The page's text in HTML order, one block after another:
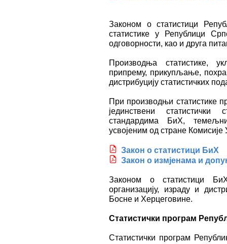
Законом о статистици
статистике у Републици
одговорности, као и друга
Производња статистике,
припрему, прикупљање,
дистрибуцију статистичких
При производњи статистике
јединствени
стандардима БиХ,
усвојеним од стране Комисије
Закон о статистици БиХ
Закон о измјенама и
Законом о статистици
организацију, израду и
Босне и Херцеговине.
Статистички програм
Статистички програм